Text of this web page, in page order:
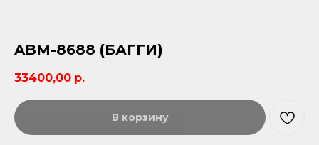
ABM-8688 (БАГГИ)
33400,00 р.
В корзину